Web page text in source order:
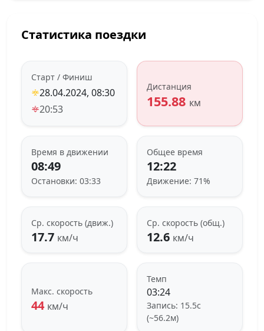
Статистика поездки
Старт / Финиш
28.04.2024, 08:30
20:53
Дистанция
155.88 км
Время в движении
08:49
Остановки: 03:33
Общее время
12:22
Движение: 71%
Ср. скорость (движ.)
17.7 км/ч
Ср. скорость (общ.)
12.6 км/ч
Макс. скорость
44 км/ч
Темп
03:24
Запись: 15.5с
(~56.2м)